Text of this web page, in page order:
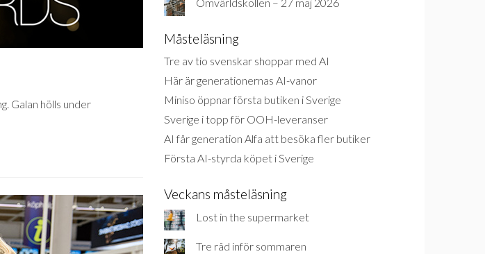
Galan hölls under
Måsteläsning
Tre av tio svenskar shoppar med AI
Här är generationernas AI-vanor
Miniso öppnar första butiken i Sverige
Sverige i topp för OOH-leveranser
AI får generation Alfa att besöka fler butiker
Första AI-styrda köpet i Sverige
Veckans måsteläsning
Lost in the supermarket
Tre råd inför sommaren